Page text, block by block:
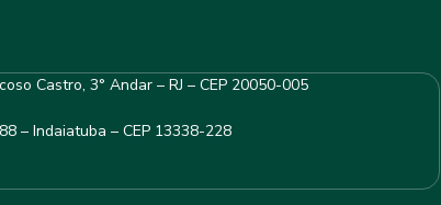
Castro, 3° Andar – RJ – CEP 20050-005
– Indaiatuba – CEP 13338-228